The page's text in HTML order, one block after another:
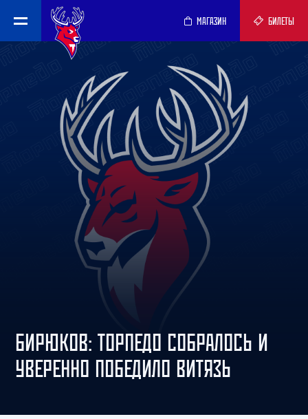
МАГАЗИН БИЛЕТЫ
БИРЮКОВ: ТОРПЕДО СОБРАЛОСЬ И
УВЕРЕННО ПОБЕДИЛО ВИТЯЗЬ